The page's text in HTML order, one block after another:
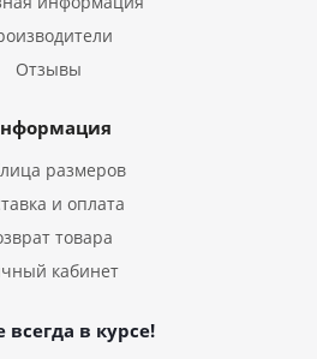
Отзывы
размеров
и оплата
товара
кабинет
всегда в курсе!